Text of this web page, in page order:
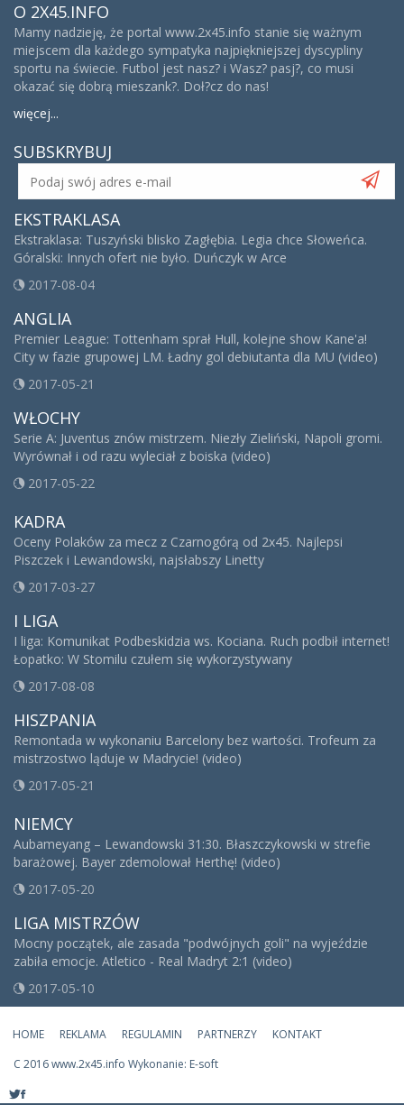
O 2X45.INFO
Mamy nadzieję, że portal www.2x45.info stanie się ważnym
miejscem dla każdego sympatyka najpiękniejszej dyscypliny
sportu na świecie. Futbol jest nasz? i Wasz? pasj?, co musi
okazać się dobrą mieszank?. Doł?cz do nas!
więcej...
SUBSKRYBUJ
EKSTRAKLASA
Ekstraklasa: Tuszyński blisko Zagłębia. Legia chce Słoweńca.
Góralski: Innych ofert nie było. Duńczyk w Arce
2017-08-04
ANGLIA
Premier League: Tottenham sprał Hull, kolejne show Kane'a!
City w fazie grupowej LM. Ładny gol debiutanta dla MU (video)
2017-05-21
WŁOCHY
Serie A: Juventus znów mistrzem. Niezły Zieliński, Napoli gromi.
Wyrównał i od razu wyleciał z boiska (video)
2017-05-22
KADRA
Oceny Polaków za mecz z Czarnogórą od 2x45. Najlepsi
Piszczek i Lewandowski, najsłabszy Linetty
2017-03-27
I LIGA
I liga: Komunikat Podbeskidzia ws. Kociana. Ruch podbił internet!
Łopatko: W Stomilu czułem się wykorzystywany
2017-08-08
HISZPANIA
Remontada w wykonaniu Barcelony bez wartości. Trofeum za
mistrzostwo ląduje w Madrycie! (video)
2017-05-21
NIEMCY
Aubameyang – Lewandowski 31:30. Błaszczykowski w strefie
barażowej. Bayer zdemolował Herthę! (video)
2017-05-20
LIGA MISTRZÓW
Mocny początek, ale zasada "podwójnych goli" na wyjeździe
zabiła emocje. Atletico - Real Madryt 2:1 (video)
2017-05-10
HOME REKLAMA REGULAMIN PARTNERZY
KONTAKT
C 2016 www.2x45.info Wykonanie: E-soft